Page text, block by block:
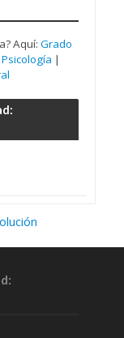
Aquí: Grado
|